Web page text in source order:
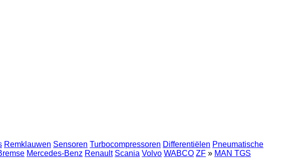
Remklauwen Sensoren Turbocompressoren Differentiëlen Pneumatische
Mercedes-Benz Renault Scania Volvo WABCO ZF » MAN TGS